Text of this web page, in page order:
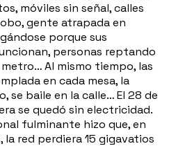
móviles sin señal, calles
gente atrapada en
porque sus
personas reptando
Al mismo tiempo, las
en cada mesa, la
se baile en la calle… El 28 de
se quedó sin electricidad.
fulminante hizo que, en
red perdiera 15 gigavatios